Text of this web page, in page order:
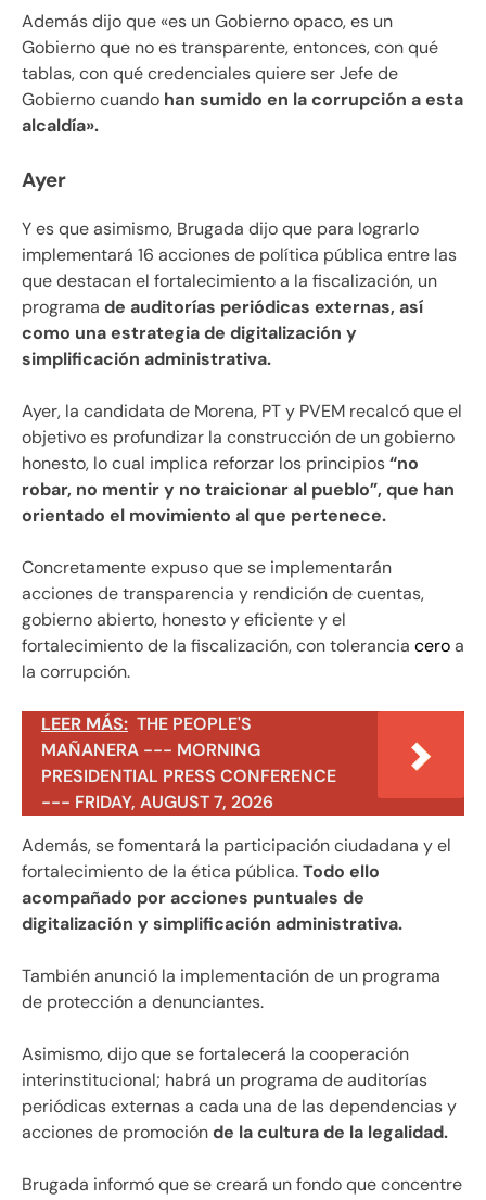
Además dijo que «es un Gobierno opaco, es un
Gobierno que no es transparente, entonces, con qué
tablas, con qué credenciales quiere ser Jefe de
Gobierno cuando han sumido en la corrupción a esta
alcaldía».
Ayer
Y es que asimismo, Brugada dijo que para lograrlo
implementará 16 acciones de política pública entre las
que destacan el fortalecimiento a la fiscalización, un
programa de auditorías periódicas externas, así
como una estrategia de digitalización y
simplificación administrativa.
Ayer, la candidata de Morena, PT y PVEM recalcó que el
objetivo es profundizar la construcción de un gobierno
honesto, lo cual implica reforzar los principios“no
robar, no mentir y no traicionar al pueblo”, que han
orientado el movimiento al que pertenece.
Concretamente expuso que se implementarán
acciones de transparencia y rendición de cuentas,
gobierno abierto, honesto y eficiente y el
fortalecimiento de la fiscalización, con tolerancia ceroa
la corrupción.
LEER MÁS: THE PEOPLE'S
MAÑANERA --- MORNING
PRESIDENTIAL PRESS CONFERENCE
--- FRIDAY, AUGUST 7, 2026
Además, se fomentará la participación ciudadana y el
fortalecimiento de la ética pública.Todo ello
acompañado por acciones puntuales de
digitalización y simplificación administrativa.
También anunció la implementación de un programa
de protección a denunciantes.
Asimismo, dijo que se fortalecerá la cooperación
interinstitucional; habrá un programa de auditorías
periódicas externas a cada una de las dependencias y
acciones de promociónde la cultura de la legalidad.
Brugada informó que se creará un fondo que concentre